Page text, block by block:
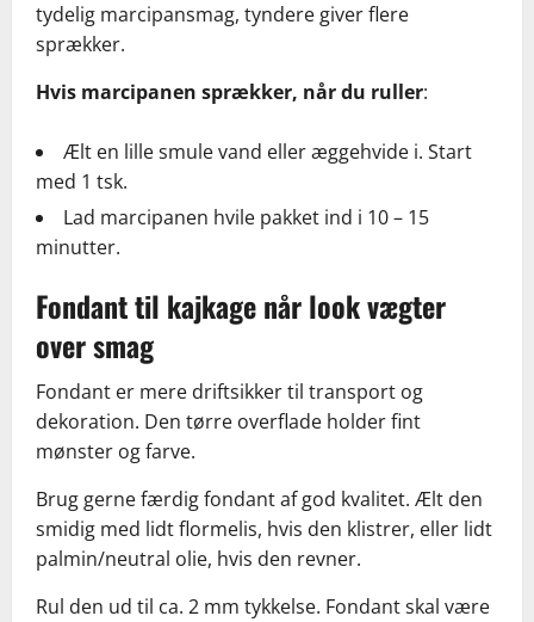
tydelig marcipansmag, tyndere giver flere
sprækker.
Hvis marcipanen sprækker, når du ruller:
Ælt en lille smule vand eller æggehvide i. Start
med 1 tsk.
Lad marcipanen hvile pakket ind i 10 – 15
minutter.
Fondant til kajkage når look vægter
over smag
Fondant er mere driftsikker til transport og
dekoration. Den tørre overflade holder fint
mønster og farve.
Brug gerne færdig fondant af god kvalitet. Ælt den
smidig med lidt flormelis, hvis den klistrer, eller lidt
palmin/neutral olie, hvis den revner.
Rul den ud til ca. 2 mm tykkelse. Fondant skal være